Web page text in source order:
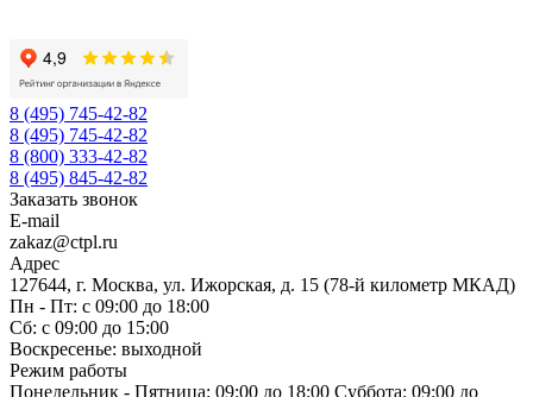
8 (495) 745-42-82
8 (495) 745-42-82
8 (800) 333-42-82
8 (495) 845-42-82
Заказать звонок
E-mail
zakaz@ctpl.ru
Адрес
127644, г. Москва, ул. Ижорская, д. 15 (78-й километр МКАД)
Пн - Пт: с 09:00 до 18:00
Сб: с 09:00 до 15:00
Воскресенье: выходной
Режим работы
Понедельник - Пятница: 09:00 до 18:00 Суббота: 09:00 до